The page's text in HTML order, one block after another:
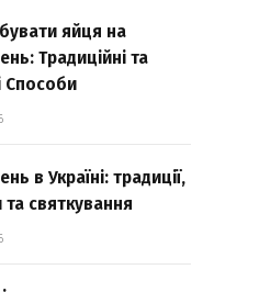
яйця на
Традиційні та
Способи
в Україні: традиції,
святкування